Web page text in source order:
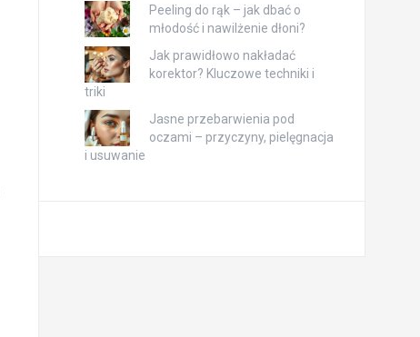
Peeling do rąk – jak dbać o
młodość i nawilżenie dłoni?
Jak prawidłowo nakładać
korektor? Kluczowe techniki i
triki
Jasne przebarwienia pod
oczami – przyczyny, pielęgnacja
i usuwanie